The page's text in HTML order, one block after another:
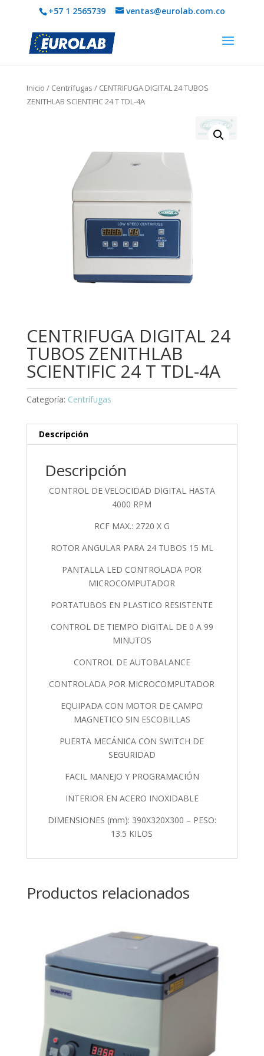
+57 1 2565739 ventas@eurolab.com.co
Inicio / Centrífugas / CENTRIFUGA DIGITAL 24 TUBOS
ZENITHLAB SCIENTIFIC 24 T TDL-4A
CENTRIFUGA DIGITAL 24
TUBOS ZENITHLAB
SCIENTIFIC 24 T TDL-4A
Categoría: Centrífugas
Descripción
Descripción
CONTROL DE VELOCIDAD DIGITAL HASTA
4000 RPM
RCF MAX.: 2720 X G
ROTOR ANGULAR PARA 24 TUBOS 15 ML
PANTALLA LED CONTROLADA POR
MICROCOMPUTADOR
PORTATUBOS EN PLASTICO RESISTENTE
CONTROL DE TIEMPO DIGITAL DE 0 A 99
MINUTOS
CONTROL DE AUTOBALANCE
CONTROLADA POR MICROCOMPUTADOR
EQUIPADA CON MOTOR DE CAMPO
MAGNETICO SIN ESCOBILLAS
PUERTA MECÁNICA CON SWITCH DE
SEGURIDAD
FACIL MANEJO Y PROGRAMACIÓN
INTERIOR EN ACERO INOXIDABLE
DIMENSIONES (mm): 390X320X300 – PESO:
13.5 KILOS
Productos relacionados